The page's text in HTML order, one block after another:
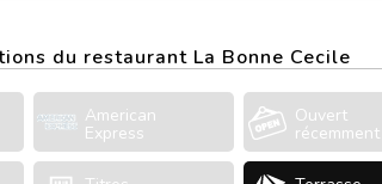
du restaurant La Bonne Cecile
American
Express
Ouvert
récemment